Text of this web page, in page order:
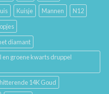
Kuisje Mannen
N12
diamant
en groene kwarts druppel
14K Goud